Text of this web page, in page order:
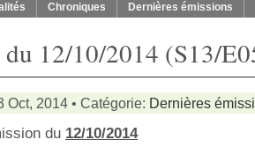
Chroniques Dernières émissions
12/10/2014 (S13/
Oct, 2014 • Catégorie: Dernières
du 12/10/2014